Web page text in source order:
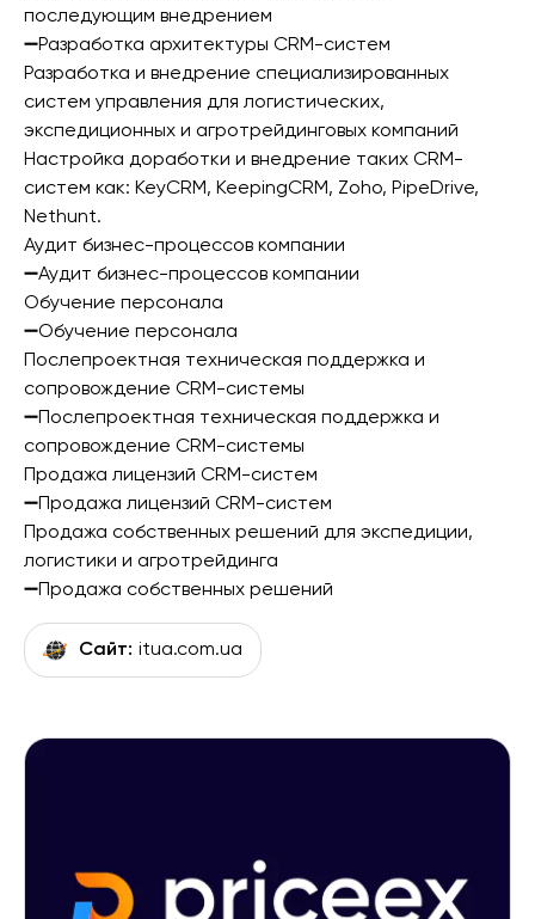
последующим внедрением
➖Разработка архитектуры CRM-систем
Разработка и внедрение специализированных
систем управления для логистических,
экспедиционных и агротрейдинговых компаний
Настройка доработки и внедрение таких CRM-
систем как: KeyCRM, KeepingCRM, Zoho, PipeDrive,
Nethunt.
Аудит бизнес-процессов компании
➖Аудит бизнес-процессов компании
Обучение персонала
➖Обучение персонала
Послепроектная техническая поддержка и
сопровождение CRM-системы
➖Послепроектная техническая поддержка и
сопровождение CRM-системы
Продажа лицензий CRM-систем
➖Продажа лицензий CRM-систем
Продажа собственных решений для экспедиции,
логистики и агротрейдинга
➖Продажа собственных решений
Сайт: itua.com.ua